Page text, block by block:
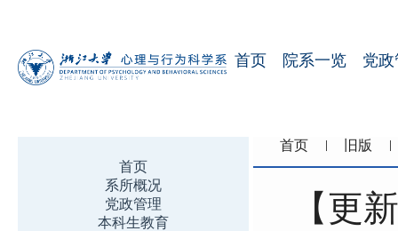
首页 院系一览 党
首页
系所概况
党政管理
本科生教育
首页 旧版
【更